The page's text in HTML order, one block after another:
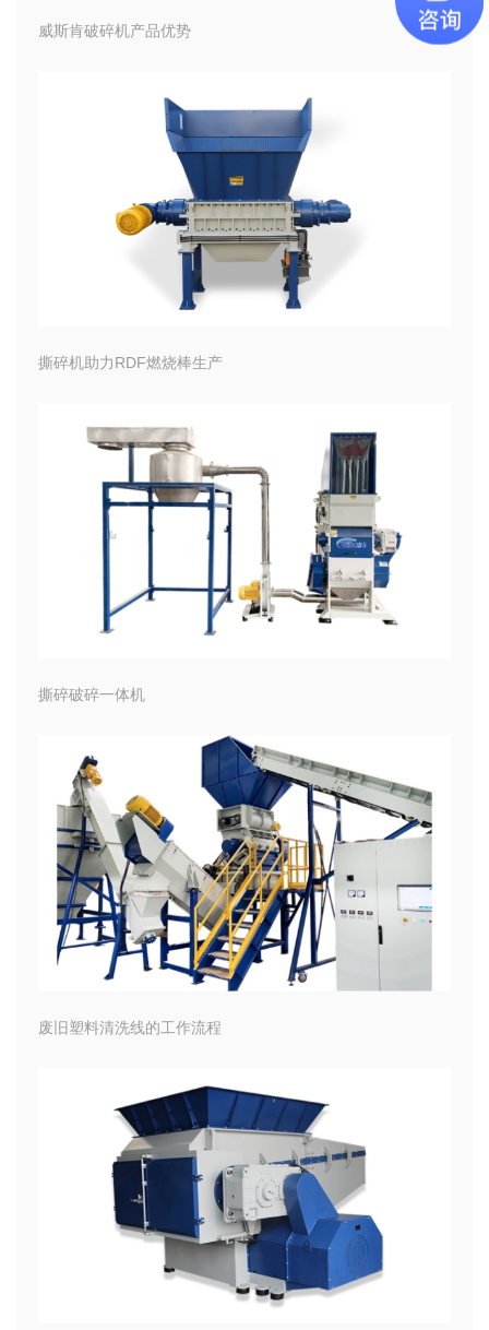
威斯肯破碎机产品优势
撕碎机助力RDF燃烧棒生产
撕碎破碎一体机
废旧塑料清洗线的工作流程